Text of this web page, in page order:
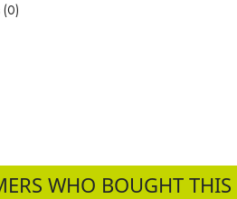
(0)
WHO BOUGHT THIS